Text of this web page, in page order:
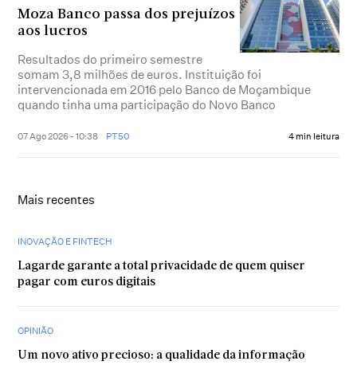
Moza Banco passa dos prejuízos
aos lucros
Resultados do primeiro semestre
somam 3,8 milhões de euros. Instituição foi
intervencionada em 2016 pelo Banco de Moçambique
quando tinha uma participação do Novo Banco
07 Ago 2026 - 10:38 PT50 4 min leitura
Mais recentes
INOVAÇÃO E FINTECH
Lagarde garante a total privacidade de quem quiser
pagar com euros digitais
OPINIÃO
Um novo ativo precioso: a qualidade da informação